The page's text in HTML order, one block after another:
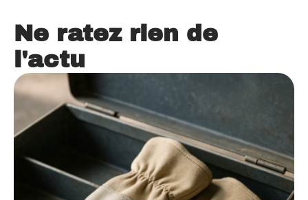
Ne ratez rien de
l'actu